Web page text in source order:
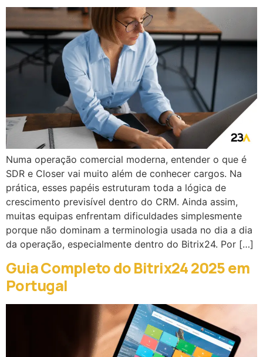
Numa operação comercial moderna, entender o que é
SDR e Closer vai muito além de conhecer cargos. Na
prática, esses papéis estruturam toda a lógica de
crescimento previsível dentro do CRM. Ainda assim,
muitas equipas enfrentam dificuldades simplesmente
porque não dominam a terminologia usada no dia a dia
da operação, especialmente dentro do Bitrix24. Por […]
Guia Completo do Bitrix24 2025 em
Portugal